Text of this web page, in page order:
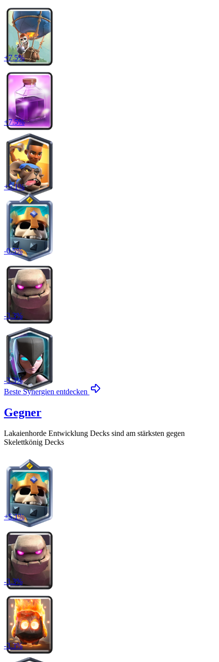
+7.5%
+7.5%
+5.1%
-0.5%
-3.3%
-3.3%
Beste Synergien entdecken
Gegner
Lakaienhorde Entwicklung Decks sind am stärksten gegen
Skelettkönig Decks
+5.1%
-3.3%
-3.3%